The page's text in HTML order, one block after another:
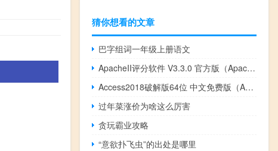
猜你想看的文章
巴字组词一年级上册语文
ApacheII评分软件 V3.3.0 官方版（ApacheII评分软件 V3.3.0 官方版功能简介）
Access2018破解版64位 中文免费版（Access2018破解版64位 中文免费版功能简介）
过年菜涨价为啥这么厉害
贪玩霸业攻略
“意欲扑飞虫”的出处是哪里